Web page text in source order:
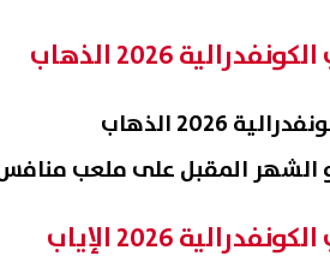
2026 الذهاب
الذهاب
2026 الإياب